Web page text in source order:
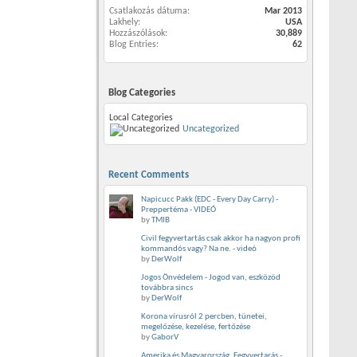
Csatlakozás dátuma
Mar 2013
Lakhely
USA
Hozzászólások
30,889
Blog Entries
62
Blog Categories
Local Categories
Uncategorized
Recent Comments
Napicucc Pakk (EDC - Every Day Carry) -
Preppertéma - VIDEÓ
byTMIB
Civil fegyvertartás csak akkor ha nagyon profi
kommandós vagy? Na ne. - videó
by DerWolf
Jogos Önvédelem - Jogod van, eszközöd
továbbra sincs
by DerWolf
Korona vírusról 2 percben, tünetei,
megelőzése, kezelése, fertőzése
byGaborV